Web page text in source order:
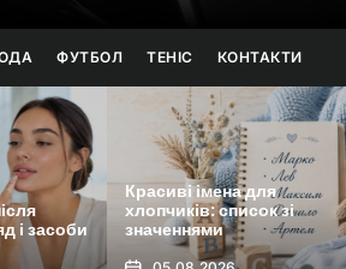
ФУТБОЛ ТЕНІС КОНТАКТИ
Овочі гриль на мангалі: як
приготувати ідеально